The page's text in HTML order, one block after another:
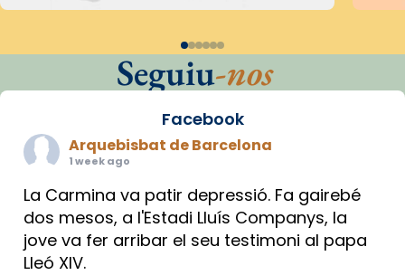
Seguiu-nos
Facebook
Arquebisbat de Barcelona
1 week ago
La Carmina va patir depressió. Fa gairebé
dos mesos, a l'Estadi Lluís Companys, la
jove va fer arribar el seu testimoni al papa
Lleó XIV.